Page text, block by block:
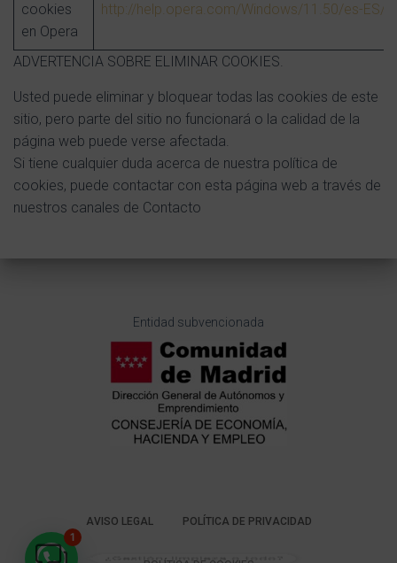
cookies
en Opera
http://help.opera.com/Windows/11.50/es-ES/
ADVERTENCIA SOBRE ELIMINAR COOKIES.
Usted puede eliminar y bloquear todas las cookies de este
sitio, pero parte del sitio no funcionará o la calidad de la
página web puede verse afectada.
Si tiene cualquier duda acerca de nuestra política de
cookies, puede contactar con esta página web a través de
nuestros canales de Contacto
Entidad subvencionada
AVISO LEGAL POLÍTICA DE PRIVACIDAD
¿Gestión, limpieza o todo?
1